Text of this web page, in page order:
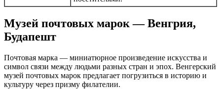
Музей почтовых марок — Венгрия,
Будапешт
Почтовая марка — миниатюрное произведение искусства и
символ связи между людьми разных стран и эпох. Венгерский
музей почтовых марок предлагает погрузиться в историю и
культуру через призму филателии.